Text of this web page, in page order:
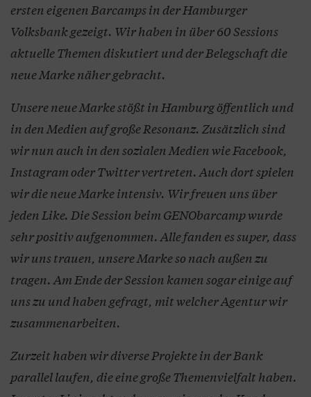
ersten eigenen Barcamps in der Hamburger
Volksbank gezeigt. Wir haben in über 60 Sessions
aktuelle Themen diskutiert und der Belegschaft die
neue Marke näher gebracht.
Unsere neue Marke stößt in Hamburg öffentlich und
in den Medien auf große Resonanz. Zusätzlich sind
wir nun auch in den sozialen Medien wie Facebook,
Instagram oder Twitter vertreten. Auch dort spielen
wir die neue Marke intensiv. Wir freuen uns über
jeden Like. Die Session beim GENObarcamp wurde
sehr positiv aufgenommen. Alle fanden es super, dass
wir uns trauen, unsere Marke so nach außen zu
tragen. Am Ende der Session kamen sogar einige auf
uns zu und haben gefragt, mit welcher Agentur wir
zusammenarbeiten.
Zurzeit haben wir diverse Projekte in der Bank
parallel laufen, die eine große Themenvielfalt haben.